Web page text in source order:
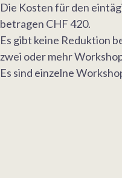
Die Kosten für den
betragen CHF 420.
Es gibt keine Reduktion
zwei oder mehr
Es sind einzelne